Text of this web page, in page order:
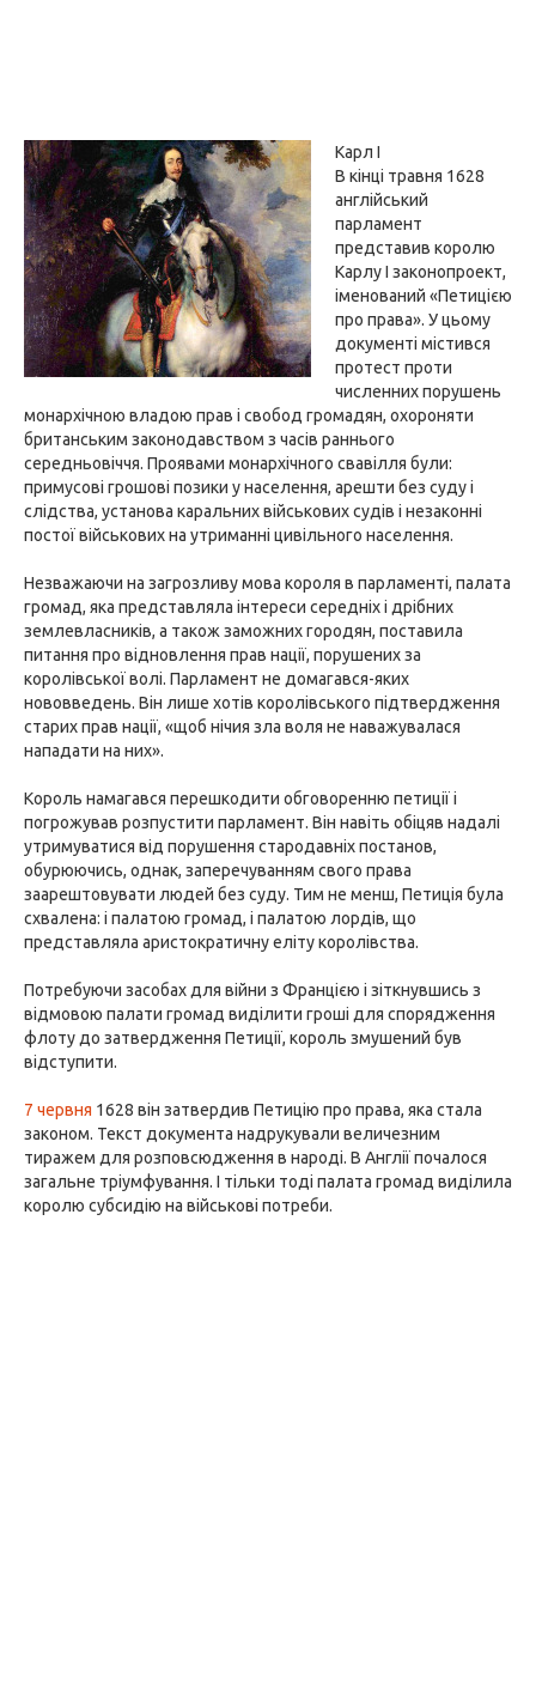
Карл I
В кінці травня 1628
англійський
парламент
представив королю
Карлу I законопроект,
іменований «Петицією
про права». У цьому
документі містився
протест проти
численних порушень
монархічною владою прав і свобод громадян, охороняти
британським законодавством з часів раннього
середньовіччя. Проявами монархічного свавілля були:
примусові грошові позики у населення, арешти без суду і
слідства, установа каральних військових судів і незаконні
постої військових на утриманні цивільного населення.
Незважаючи на загрозливу мова короля в парламенті, палата
громад, яка представляла інтереси середніх і дрібних
землевласників, а також заможних городян, поставила
питання про відновлення прав нації, порушених за
королівської волі. Парламент не домагався-яких
нововведень. Він лише хотів королівського підтвердження
старих прав нації, «щоб нічия зла воля не наважувалася
нападати на них».
Король намагався перешкодити обговоренню петиції і
погрожував розпустити парламент. Він навіть обіцяв надалі
утримуватися від порушення стародавніх постанов,
обурюючись, однак, заперечуванням свого права
заарештовувати людей без суду. Тим не менш, Петиція була
схвалена: і палатою громад, і палатою лордів, що
представляла аристократичну еліту королівства.
Потребуючи засобах для війни з Францією і зіткнувшись з
відмовою палати громад виділити гроші для спорядження
флоту до затвердження Петиції, король змушений був
відступити.
7 червня 1628 він затвердив Петицію про права, яка стала
законом. Текст документа надрукували величезним
тиражем для розповсюдження в народі. В Англії почалося
загальне тріумфування. І тільки тоді палата громад виділила
королю субсидію на військові потреби.